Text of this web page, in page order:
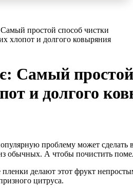
простой способ чистки
хлопот и долгого ковыряния
Самый
и долгого
проблему может
обычных. А чтобы почистить
делают этот фрукт
цитруса.